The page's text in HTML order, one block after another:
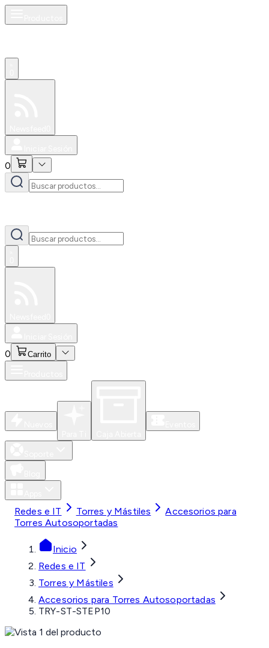
0
0 Carrito
Redes e IT Torres y Mástiles
Accesorios para
Torres Autosoportadas
Inicio
Redes e IT
Torres y Mástiles
Accesorios para Torres Autosoportadas
TRY-ST-STEP10